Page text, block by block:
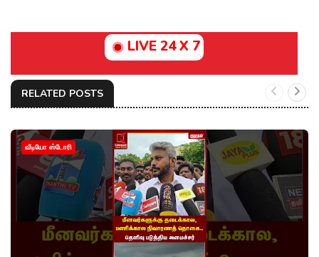
LIVE 24 X 7
RELATED POSTS
வீடியோ ஸ்டோரி